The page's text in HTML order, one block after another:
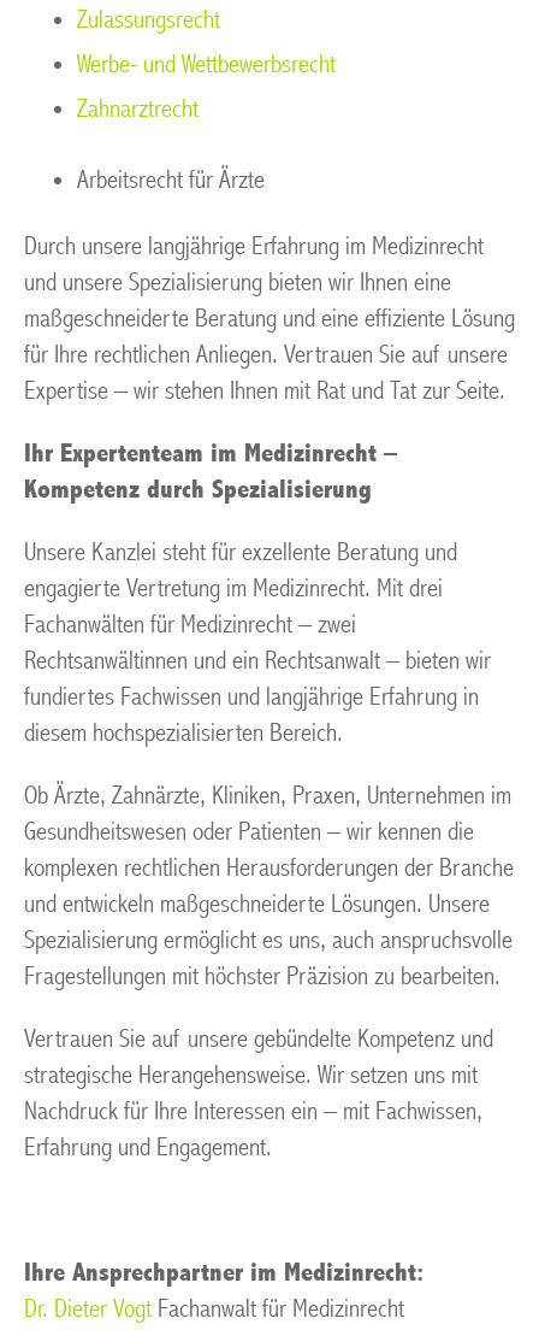
Zulassungsrecht
Werbe- und Wettbewerbsrecht
Zahnarztrecht
Arbeitsrecht für Ärzte
Durch unsere langjährige Erfahrung im Medizinrecht
und unsere Spezialisierung bieten wir Ihnen eine
maßgeschneiderte Beratung und eine effiziente Lösung
für Ihre rechtlichen Anliegen. Vertrauen Sie auf unsere
Expertise – wir stehen Ihnen mit Rat und Tat zur Seite.
Ihr Expertenteam im Medizinrecht –
Kompetenz durch Spezialisierung
Unsere Kanzlei steht für exzellente Beratung und
engagierte Vertretung im Medizinrecht. Mit drei
Fachanwälten für Medizinrecht – zwei
Rechtsanwältinnen und ein Rechtsanwalt – bieten wir
fundiertes Fachwissen und langjährige Erfahrung in
diesem hochspezialisierten Bereich.
Ob Ärzte, Zahnärzte, Kliniken, Praxen, Unternehmen im
Gesundheitswesen oder Patienten – wir kennen die
komplexen rechtlichen Herausforderungen der Branche
und entwickeln maßgeschneiderte Lösungen. Unsere
Spezialisierung ermöglicht es uns, auch anspruchsvolle
Fragestellungen mit höchster Präzision zu bearbeiten.
Vertrauen Sie auf unsere gebündelte Kompetenz und
strategische Herangehensweise. Wir setzen uns mit
Nachdruck für Ihre Interessen ein – mit Fachwissen,
Erfahrung und Engagement.
Ihre Ansprechpartner im Medizinrecht:
Dr. Dieter Vogt Fachanwalt für Medizinrecht